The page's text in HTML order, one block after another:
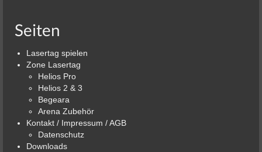
Seiten
Lasertag spielen
Zone Lasertag
Helios Pro
Helios 2 & 3
Begeara
Arena Zubehör
Kontakt / Impressum / AGB
Datenschutz
Downloads